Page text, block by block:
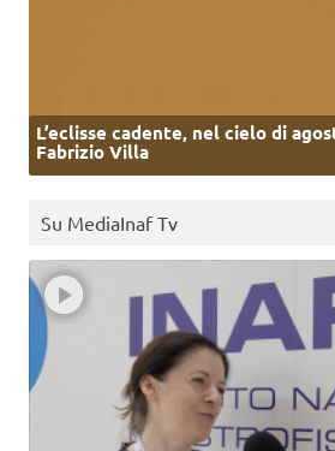
L’eclisse cadente, nel cielo di
Fabrizio Villa
Su MediaInaf Tv